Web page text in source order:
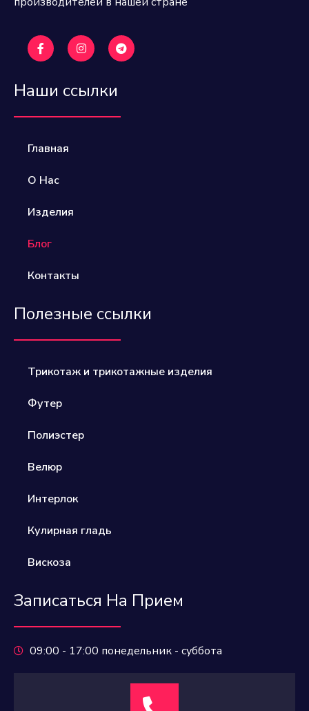
Наши ссылки
Главная
О Нас
Изделия
Блог
Контакты
Полезные ссылки
Трикотаж и трикотажные изделия
Футер
Полиэстер​
Велюр​
Интерлок
Кулирная гладь
Вискоза
Записаться На Прием
09:00 - 17:00 понедельник - суббота